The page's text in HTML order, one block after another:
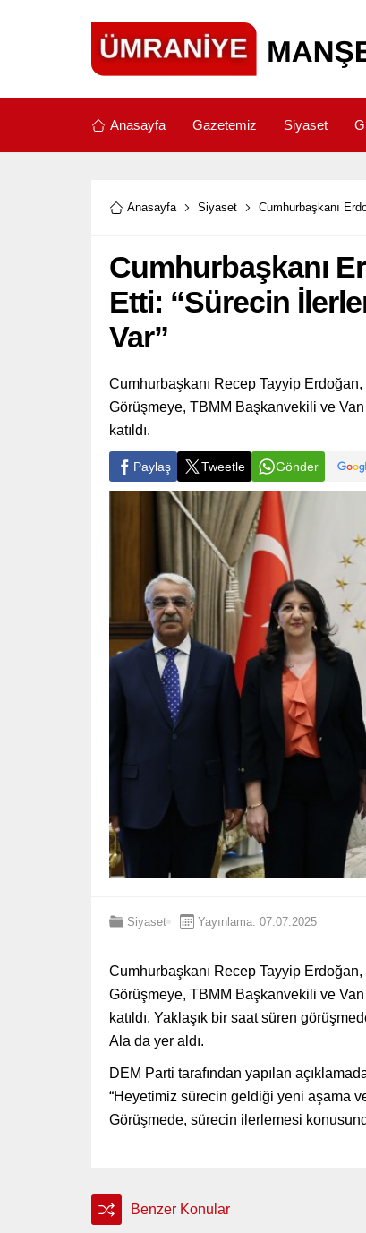
Anasayfa Gazetemiz Siyaset
Anasayfa Siyaset Cumhurbaşkanı
Cumhurbaşkanı
Etti: “Sürecin
Var”
Cumhurbaşkanı Recep Tayyip
Görüşmeye, TBMM Başkanvekili ve
katıldı.
Paylaş Tweetle Gönder
Siyaset Yayınlama: 07.07.2025
Cumhurbaşkanı Recep Tayyip
Görüşmeye, TBMM Başkanvekili ve
katıldı. Yaklaşık bir saat süren
Ala da yer aldı.
DEM Parti tarafından yapılan
“Heyetimiz sürecin geldiği yeni aşama
Görüşmede, sürecin ilerlemesi
Benzer Konular